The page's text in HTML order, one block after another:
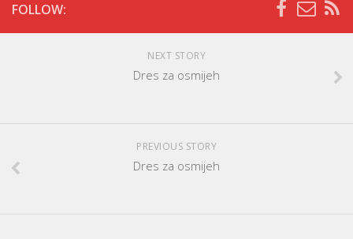
FOLLOW:
NEXT STORY
Dres za osmijeh
PREVIOUS STORY
Dres za osmijeh